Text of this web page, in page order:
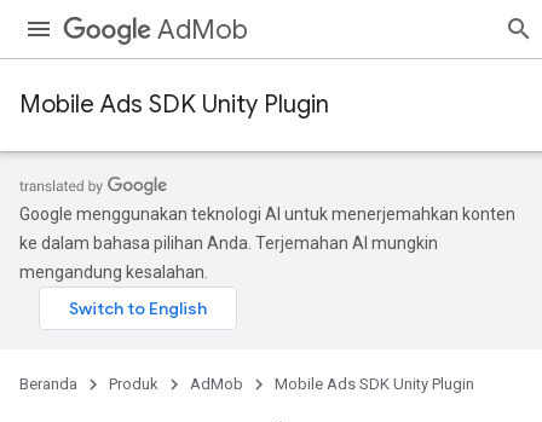
AdMob
Mobile Ads SDK Unity Plugin
Google menggunakan teknologi AI untuk menerjemahkan konten
ke dalam bahasa pilihan Anda. Terjemahan AI mungkin
mengandung kesalahan.
Beranda Produk AdMob Mobile Ads SDK Unity Plugin